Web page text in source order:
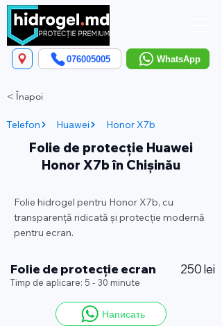
WhatsApp
076005005
< Înapoi
Telefon Huawei Honor X7b
Folie de protecție Huawei
Honor X7b în Chișinău
Folie hidrogel pentru Honor X7b, cu
transparență ridicată și protecție modernă
pentru ecran.
Folie de protecție ecran 250 lei
Timp de aplicare: 5 - 30 minute
Написать